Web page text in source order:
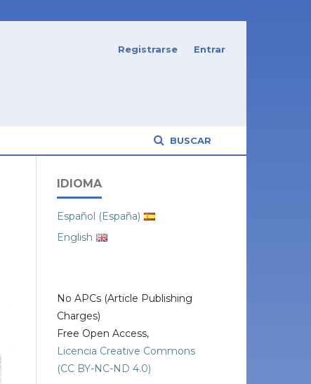
BUSCAR
Registrarse Entrar
IDIOMA
Español (España)
English
No APCs (Article Publishing
Charges)
Free Open Access,
Licencia Creative Commons
(CC BY-NC-ND 4.0)